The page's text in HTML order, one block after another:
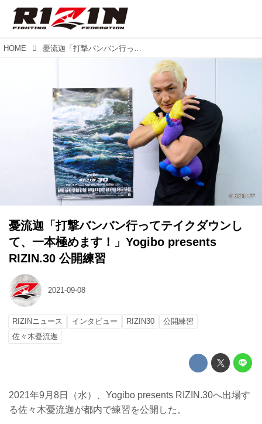
HOME 憂流迦「打撃バンバン行ってテイクダウンして、一本極めます！」Yogibo presents RIZIN.30 公開練習
憂流迦「打撃バンバン行ってテイクダウンし
て、一本極めます！」Yogibo presents
RIZIN.30 公開練習
2021-09-08
RIZINニュース インタビュー RIZIN30
公開練習
佐々木憂流迦
2021年9月8日（水）、Yogibo presents RIZIN.30へ出場す
る佐々木憂流迦が都内で練習を公開した。